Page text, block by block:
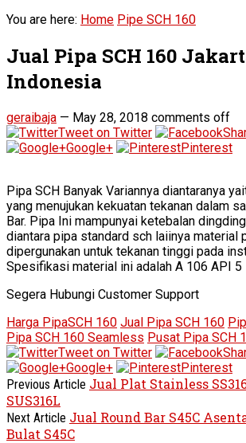
You are here: Home Pipe SCH 160
Jual Pipa SCH 160
Indonesia
geraibaja — May 28, 2018 comments off
Tweet on Twitter
Google+
Pinterest
Pipa SCH Banyak Variannya diantaranya
yang menujukan kekuatan tekanan dalam
Bar. Pipa Ini mampunyai ketebalan
diantara pipa standard sch laiinya material
dipergunakan untuk tekanan tinggi pada
Spesifikasi material ini adalah A 106 API 5
Segera Hubungi Customer Support
Harga PipaSCH 160 Jual Pipa SCH 160
Pipa SCH 160 Seamless Pusat Pipa SCH
Tweet on Twitter
Google+
Pinterest
Previous Article Jual Plat Stainless SS316
SUS316L
Next Article Jual Round Bar S45C
Bulat S45C